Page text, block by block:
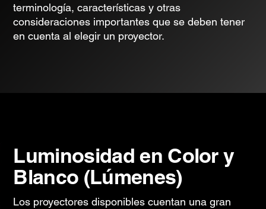
terminología, características y otras
consideraciones importantes que se deben tener
en cuenta al elegir un proyector.
Luminosidad en Color y
Blanco (Lúmenes)
Los proyectores disponibles cuentan una gran